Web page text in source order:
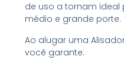
de uso a tornam ideal
médio e grande porte.
Ao alugar uma
você garante: